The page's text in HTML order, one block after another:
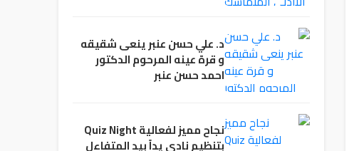
د. علي حسن عنبر ينعى شقيقه
و قرة عينه المرحوم الدكتور
احمد حسن عنبر
نجاح مميز لفعالية Quiz Night
بتنظيم نادي يداً بيد المتفاءل